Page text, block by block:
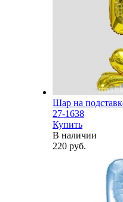
Шар на
27-1638
Купить
В наличии
220 руб.